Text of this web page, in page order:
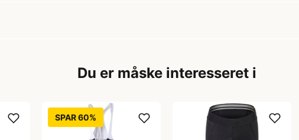
Du er måske interesseret i
SPAR 60%